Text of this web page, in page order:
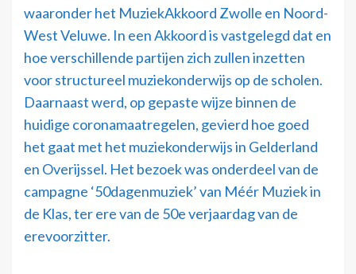
waaronder het MuziekAkkoord Zwolle en Noord-
West Veluwe. In een Akkoord is vastgelegd dat en
hoe verschillende partijen zich zullen inzetten
voor structureel muziekonderwijs op de scholen.
Daarnaast werd, op gepaste wijze binnen de
huidige coronamaatregelen, gevierd hoe goed
het gaat met het muziekonderwijs in Gelderland
en Overijssel. Het bezoek was onderdeel van de
campagne ‘50dagenmuziek’ van Méér Muziek in
de Klas, ter ere van de 50e verjaardag van de
erevoorzitter.